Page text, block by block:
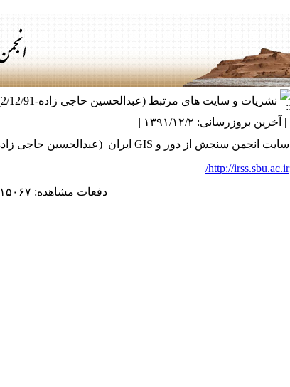
نشریات و سایت های مرتبط (عبدالحسین حاجی زاده-2/12/91))
| آخرین بروزرسانی: ۱۳۹۱/۱۲/۲ |
سایت انجمن سنجش از دور و GIS ایران (عبدالحسین حاجی زاده- 2/12/91)
http://irss.sbu.ac.ir/
دفعات مشاهده: ۱۵۰۶۷ بار |